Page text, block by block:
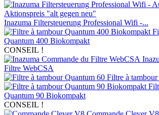
Inazuma Filtersteuerung Professional Wifi -...
Quantum 400 Biokompakt
CONSEIL !
Filtre WebCSA
Filtre à
Quantum 90 Biokompakt
CONSEIL !